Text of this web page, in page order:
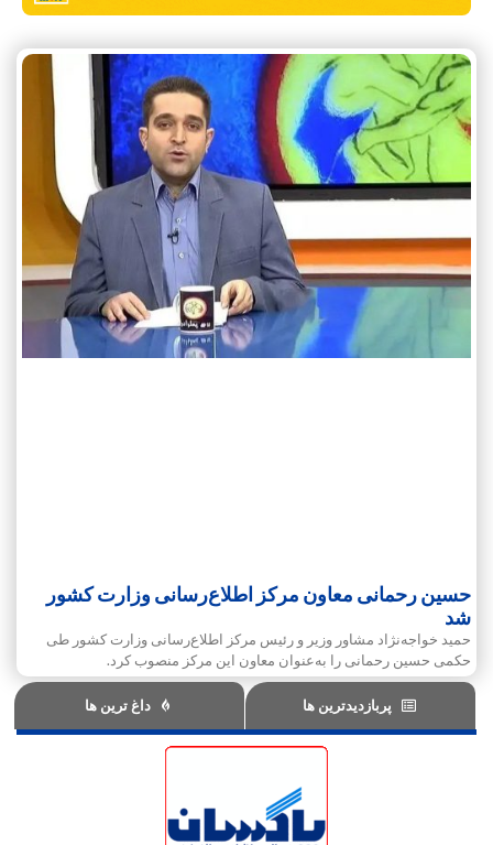
حسین رحمانی معاون مرکز اطلاع‌رسانی وزارت کشور
شد
حمید خواجه‌نژاد مشاور وزیر و رئیس مرکز اطلاع‌رسانی وزارت کشور طی
حکمی حسین رحمانی را به‌عنوان معاون این مرکز منصوب کرد.
پربازدیدترین ها داغ ترین ها